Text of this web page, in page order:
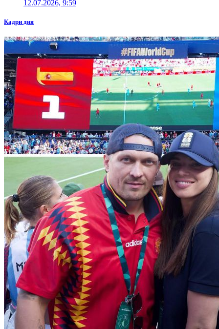
12.07.2026, 9:59
Кадри дня